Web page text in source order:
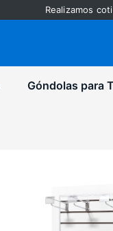
Realizamos
Góndolas para